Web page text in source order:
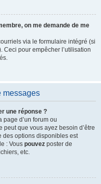
on me demande de me
via le formulaire intégré (si
Ceci pour empêcher l’utilisation
messages
une réponse ?
d’un forum ou
peut que vous ayez besoin d’être
des options disponibles est
: Vous pouvez poster de
etc.